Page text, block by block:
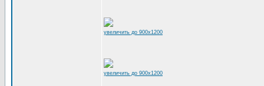
увеличить до 900x1200
увеличить до 900x1200